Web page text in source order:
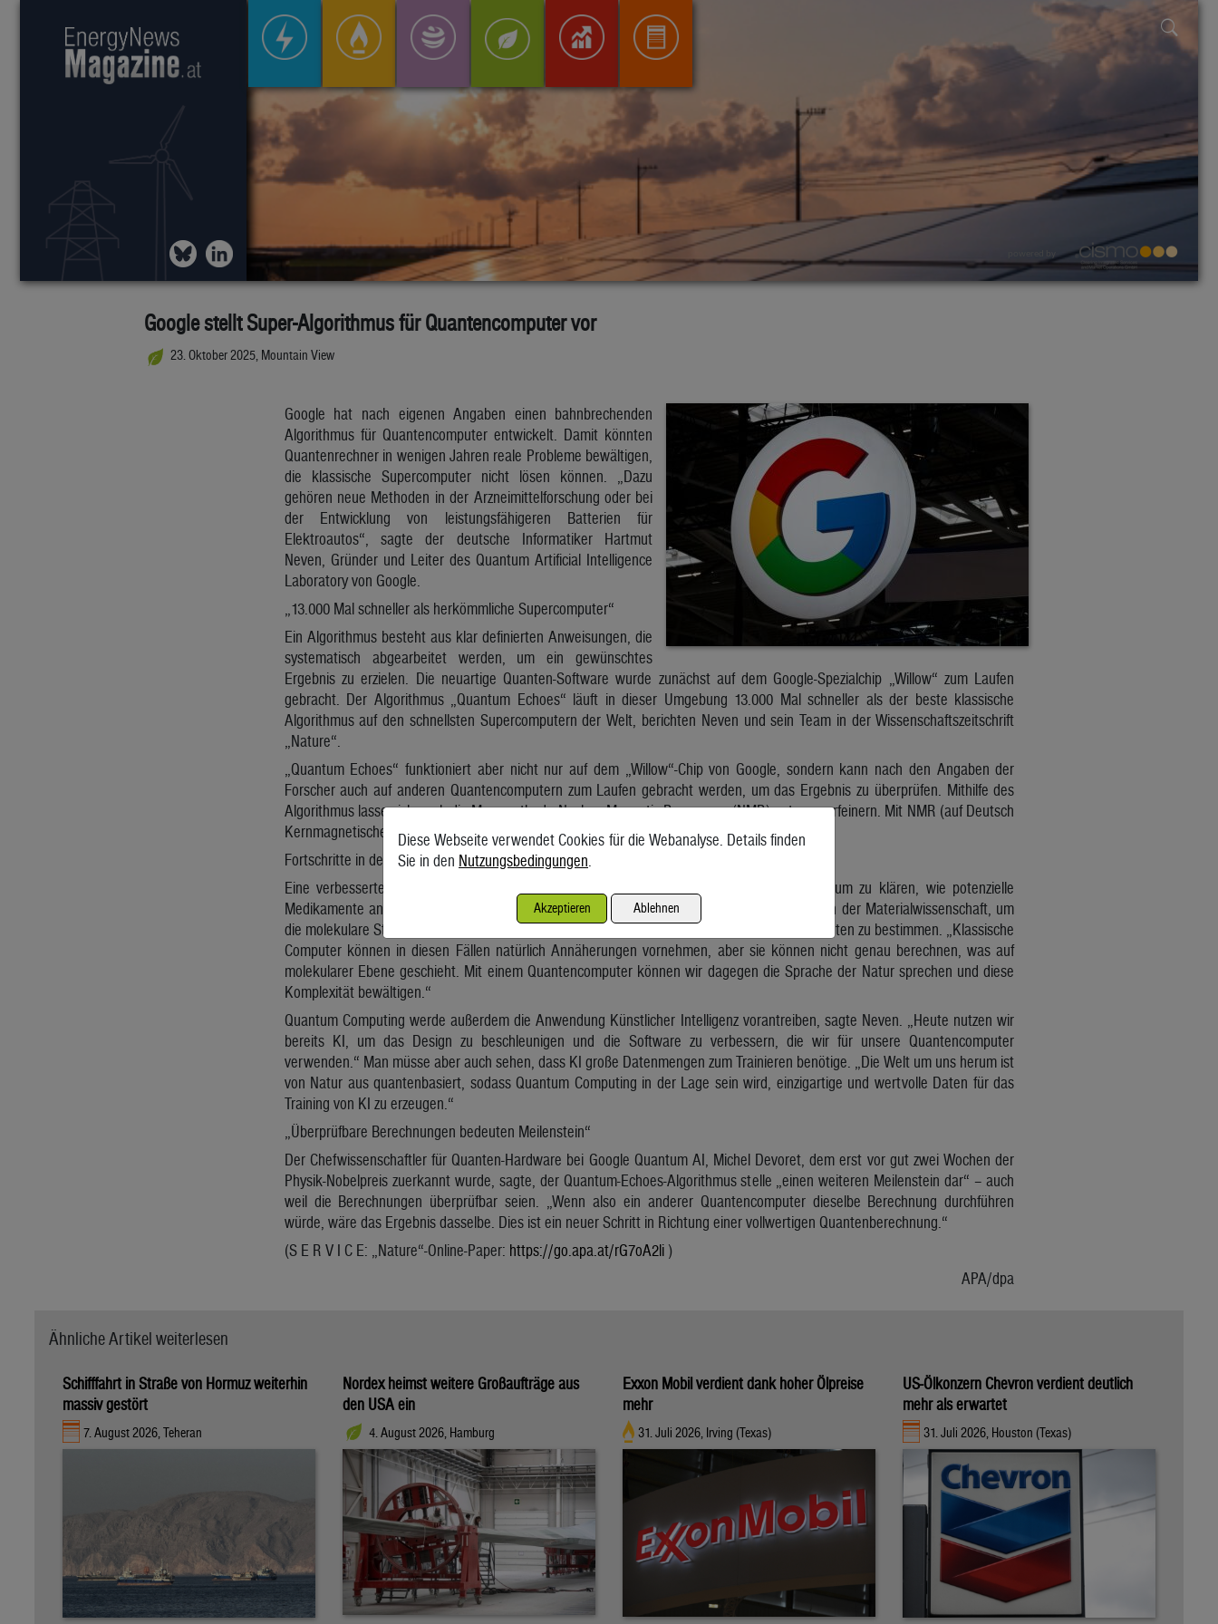
Google stellt Super-Algorithmus für Quantencomputer vor
23. Oktober 2025, Mountain View
Google hat nach eigenen Angaben einen bahnbrechenden
Algorithmus für Quantencomputer entwickelt. Damit könnten
Quantenrechner in wenigen Jahren reale Probleme bewältigen,
die klassische Supercomputer nicht lösen können. „Dazu
gehören neue Methoden in der Arzneimittelforschung oder bei
der Entwicklung von leistungsfähigeren Batterien für
Elektroautos“, sagte der deutsche Informatiker Hartmut
Neven, Gründer und Leiter des Quantum Artificial Intelligence
Laboratory von Google.
„13.000 Mal schneller als herkömmliche Supercomputer“
Ein Algorithmus besteht aus klar definierten Anweisungen, die
systematisch abgearbeitet werden, um ein gewünschtes
Ergebnis zu erzielen. Die neuartige Quanten-Software wurde zunächst auf dem Google-Spezialchip „Willow“ zum Laufen
gebracht. Der Algorithmus „Quantum Echoes“ läuft in dieser Umgebung 13.000 Mal schneller als der beste klassische
Algorithmus auf den schnellsten Supercomputern der Welt, berichten Neven und sein Team in der Wissenschaftszeitschrift
„Nature“.
„Quantum Echoes“ funktioniert aber nicht nur auf dem „Willow“-Chip von Google, sondern kann nach den Angaben der
Forscher auch auf anderen Quantencomputern zum Laufen gebracht werden, um das Ergebnis zu überprüfen. Mithilfe des
Algorithmus lasse sich auch die Messmethode Nuclear Magnetic Resonance (NMR) extrem verfeinern. Mit NMR (auf Deutsch
Kernmagnetische Resonanz) kann man messen, wie Atome in einem Stoff angeordnet sind.
Fortschritte in der Pharmaforschung und der Materialwissenschaft
Eine verbesserte NMR könnte bei der Arzneimittelforschung nützlich sein, beispielsweise um zu klären, wie potenzielle
Medikamente an ihre Zielstrukturen andocken, sagte Neven. Denkbar sei auch ein Einsatz in der Materialwissenschaft, um
die molekulare Struktur neuer Materialien wie Polymere, Katalysatoren und Batteriekomponenten zu bestimmen. „Klassische
Computer können in diesen Fällen natürlich Annäherungen vornehmen, aber sie können nicht genau berechnen, was auf
molekularer Ebene geschieht. Mit einem Quantencomputer können wir dagegen die Sprache der Natur sprechen und diese
Komplexität bewältigen.“
Quantum Computing werde außerdem die Anwendung Künstlicher Intelligenz vorantreiben, sagte Neven. „Heute nutzen wir
bereits KI, um das Design zu beschleunigen und die Software zu verbessern, die wir für unsere Quantencomputer
verwenden.“ Man müsse aber auch sehen, dass KI große Datenmengen zum Trainieren benötige. „Die Welt um uns herum ist
von Natur aus quantenbasiert, sodass Quantum Computing in der Lage sein wird, einzigartige und wertvolle Daten für das
Training von KI zu erzeugen.“
„Überprüfbare Berechnungen bedeuten Meilenstein“
Der Chefwissenschaftler für Quanten-Hardware bei Google Quantum AI, Michel Devoret, dem erst vor gut zwei Wochen der
Physik-Nobelpreis zuerkannt wurde, sagte, der Quantum-Echoes-Algorithmus stelle „einen weiteren Meilenstein dar“ – auch
weil die Berechnungen überprüfbar seien. „Wenn also ein anderer Quantencomputer dieselbe Berechnung durchführen
würde, wäre das Ergebnis dasselbe. Dies ist ein neuer Schritt in Richtung einer vollwertigen Quantenberechnung.“
(S E R V I C E: „Nature“-Online-Paper: https://go.apa.at/rG7oA2li)
APA/dpa
Ähnliche Artikel weiterlesen
Schifffahrt in Straße von Hormuz weiterhin
massiv gestört
7. August 2026, Teheran
Nordex heimst weitere Großaufträge aus
den USA ein
4. August 2026, Hamburg
Exxon Mobil verdient dank hoher Ölpreise
mehr
31. Juli 2026, Irving (Texas)
US-Ölkonzern Chevron verdient deutlich
mehr als erwartet
31. Juli 2026, Houston (Texas)
Diese Webseite verwendet Cookies für die Webanalyse. Details finden
Sie in den Nutzungsbedingungen.
Akzeptieren Ablehnen